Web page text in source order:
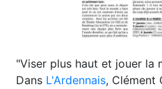
"Viser plus haut et jouer la
Dans L'Ardennais, Clément